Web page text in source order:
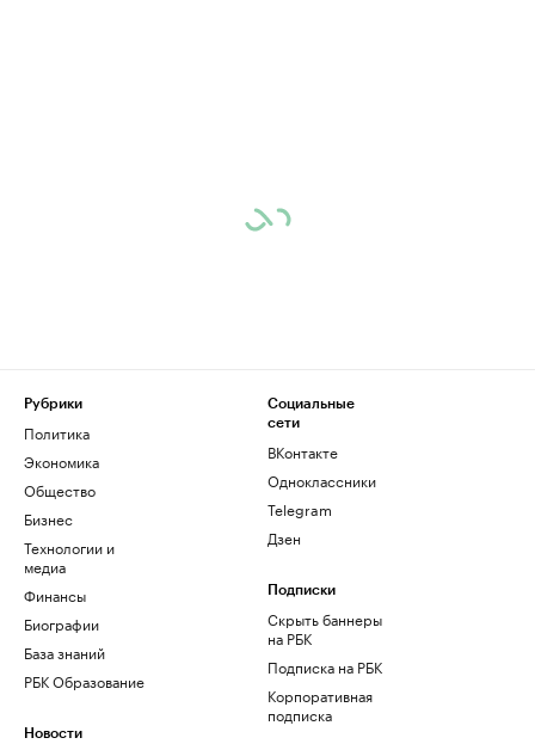
Рубрики
Политика
Экономика
Общество
Бизнес
Технологии и
медиа
Финансы
Биографии
База знаний
РБК Образование
Новости
Социальные
сети
ВКонтакте
Одноклассники
Telegram
Дзен
Подписки
Скрыть баннеры
на РБК
Подписка на РБК
Корпоративная
подписка